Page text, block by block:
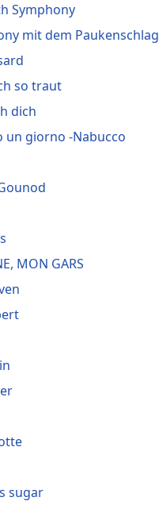
Symphony
mit dem Paukenschlag
so traut
dich
un giorno -Nabucco
MON GARS
sugar